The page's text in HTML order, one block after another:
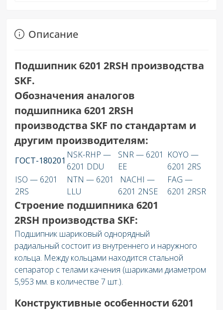
Описание
Подшипник 6201 2RSH производства
SKF.
Обозначения аналогов
подшипника 6201 2RSH
производства SKF по стандартам и
другим производителям:
ГОСТ-180201
NSK-RHP —
6201 DDU
SNR — 6201
EE
KOYO —
6201 2RS
ISO — 6201
2RS
NTN — 6201
LLU
NACHI —
6201 2NSE
FAG —
6201 2RSR
Строение подшипника 6201
2RSH производства SKF:
Подшипник шариковый однорядный
радиальный состоит из внутреннего и наружного
кольца. Между кольцами находится стальной
сепаратор с телами качения (шариками диаметром
5,953 мм. в количестве 7 шт.).
Конструктивные особенности 6201